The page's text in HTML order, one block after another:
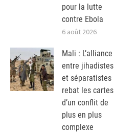
pour la lutte
contre Ebola
6 août 2026
Mali : L’alliance
entre jihadistes
et séparatistes
rebat les cartes
d’un conflit de
plus en plus
complexe